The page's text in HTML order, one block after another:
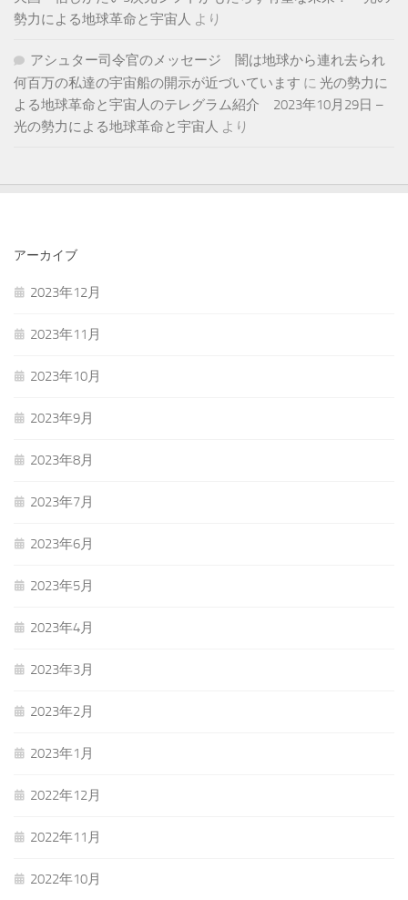
勢力による地球革命と宇宙人 より
アシュター司令官のメッセージ 闇は地球から連れ去られ
何百万の私達の宇宙船の開示が近づいています に 光の勢力に
よる地球革命と宇宙人のテレグラム紹介 2023年10月29日 –
光の勢力による地球革命と宇宙人 より
アーカイブ
2023年12月
2023年11月
2023年10月
2023年9月
2023年8月
2023年7月
2023年6月
2023年5月
2023年4月
2023年3月
2023年2月
2023年1月
2022年12月
2022年11月
2022年10月